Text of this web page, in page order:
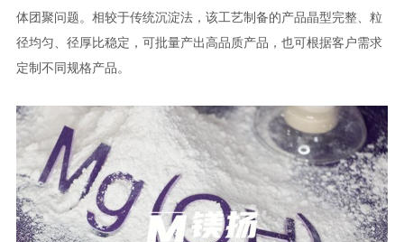
体团聚问题。相较于传统沉淀法，该工艺制备的产品晶型完整、粒
径均匀、径厚比稳定，可批量产出高品质产品，也可根据客户需求
定制不同规格产品。